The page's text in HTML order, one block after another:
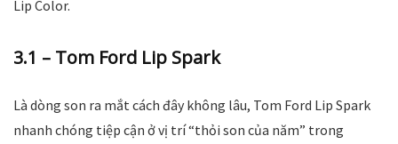
Lip Color.
3.1 – Tom Ford Lip Spark
Là dòng son ra mắt cách đây không lâu, Tom Ford Lip Spark
nhanh chóng tiệp cận ở vị trí “thỏi son của năm” trong